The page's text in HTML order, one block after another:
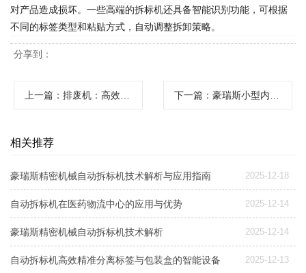
对产品造成损坏。一些高端的拆标机还具备智能识别功能，可根据
不同的标签类型和粘贴方式，自动调整拆卸策略。
分享到：
上一篇 ：排废机：高效解决生产废料问题的智能设备 下一篇 ：豪瑞斯小型内孔清废机：高效清洁的精密解决方案
相关推荐
豪瑞斯精密机械自动拆标机技术解析与应用指南 2025-12-18
自动拆标机在医药物流中心的应用与优势 2025-12-14
豪瑞斯精密机械自动拆标机技术解析 2025-12-14
自动拆标机高效精准分离标签与包装盒的智能设备 2025-12-13